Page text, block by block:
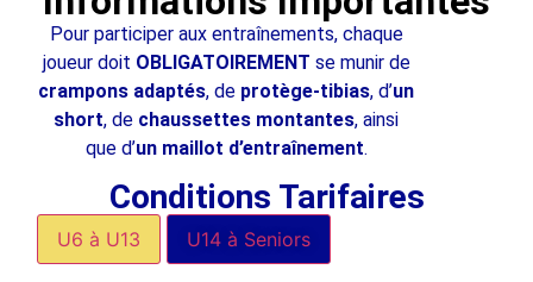
Pour participer aux entraînements, chaque
joueur doit OBLIGATOIREMENT se munir de
crampons adaptés, de protège-tibias, d’un
short, de chaussettes montantes, ainsi
que d’un maillot d’entraînement.
Conditions Tarifaires
U6 à U13 U14 à Seniors